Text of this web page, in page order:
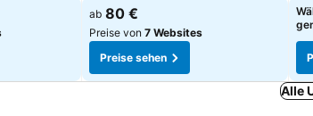
ab 80 €
Preise von 7 Websites
Preise sehen
Alle